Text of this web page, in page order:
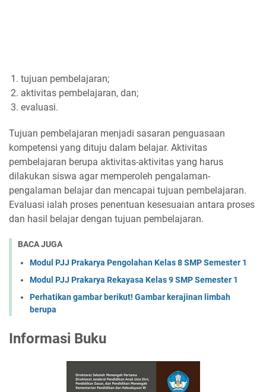
tujuan pembelajaran;
aktivitas pembelajaran, dan;
evaluasi.
Tujuan pembelajaran menjadi sasaran penguasaan
kompetensi yang dituju dalam belajar. Aktivitas
pembelajaran berupa aktivitas-aktivitas yang harus
dilakukan siswa agar memperoleh pengalaman-
pengalaman belajar dan mencapai tujuan pembelajaran.
Evaluasi ialah proses penentuan kesesuaian antara proses
dan hasil belajar dengan tujuan pembelajaran.
BACA JUGA
Modul PJJ Prakarya Pengolahan Kelas 8 SMP Semester 1
Modul PJJ Prakarya Rekayasa Kelas 9 SMP Semester 1
Perhatikan gambar berikut! Gambar kerajinan limbah
berupa
Informasi Buku